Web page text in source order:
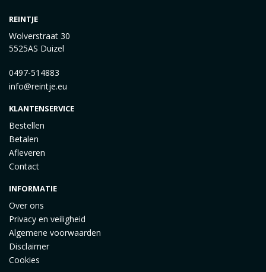
REINTJE
Wolverstraat 30
5525AS Duizel
0497-514883
info@reintje.eu
KLANTENSERVICE
Bestellen
Betalen
Afleveren
Contact
INFORMATIE
Over ons
Privacy en veiligheid
Algemene voorwaarden
Disclaimer
Cookies